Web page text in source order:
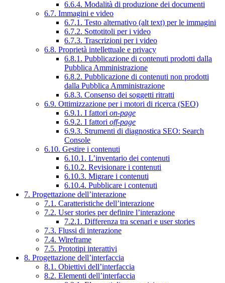
6.6.4. Modalità di produzione dei documenti
6.7. Immagini e video
6.7.1. Testo alternativo (alt text) per le immagini
6.7.2. Sottotitoli per i video
6.7.3. Trascrizioni per i video
6.8. Proprietà intellettuale e privacy
6.8.1. Pubblicazione di contenuti prodotti dalla
Pubblica Amministrazione
6.8.2. Pubblicazione di contenuti non prodotti
dalla Pubblica Amministrazione
6.8.3. Consenso dei soggetti ritratti
6.9. Ottimizzazione per i motori di ricerca (SEO)
6.9.1. I fattori on-page
6.9.2. I fattori off-page
6.9.3. Strumenti di diagnostica SEO: Search
Console
6.10. Gestire i contenuti
6.10.1. L’inventario dei contenuti
6.10.2. Revisionare i contenuti
6.10.3. Migrare i contenuti
6.10.4. Pubblicare i contenuti
7. Progettazione dell’interazione
7.1. Caratteristiche dell’interazione
7.2. User stories per definire l’interazione
7.2.1. Differenza tra scenari e user stories
7.3. Flussi di interazione
7.4. Wireframe
7.5. Prototipi interattivi
8. Progettazione dell’interfaccia
8.1. Obiettivi dell’interfaccia
8.2. Elementi dell’interfaccia